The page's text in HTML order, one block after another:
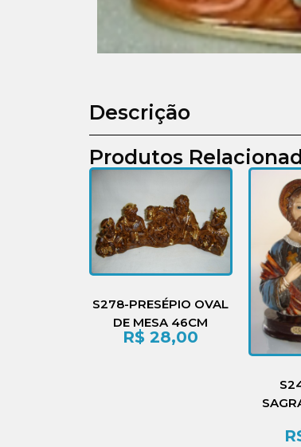
Descrição
Produtos
S278-PRESÉPIO OVAL
DE MESA 46CM
R$ 28,00